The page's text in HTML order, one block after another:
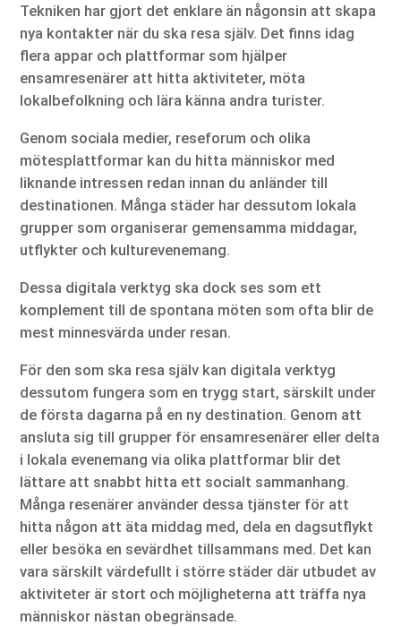
Tekniken har gjort det enklare än någonsin att skapa
nya kontakter när du ska resa själv. Det finns idag
flera appar och plattformar som hjälper
ensamresenärer att hitta aktiviteter, möta
lokalbefolkning och lära känna andra turister.
Genom sociala medier, reseforum och olika
mötesplattformar kan du hitta människor med
liknande intressen redan innan du anländer till
destinationen. Många städer har dessutom lokala
grupper som organiserar gemensamma middagar,
utflykter och kulturevenemang.
Dessa digitala verktyg ska dock ses som ett
komplement till de spontana möten som ofta blir de
mest minnesvärda under resan.
För den som ska resa själv kan digitala verktyg
dessutom fungera som en trygg start, särskilt under
de första dagarna på en ny destination. Genom att
ansluta sig till grupper för ensamresenärer eller delta
i lokala evenemang via olika plattformar blir det
lättare att snabbt hitta ett socialt sammanhang.
Många resenärer använder dessa tjänster för att
hitta någon att äta middag med, dela en dagsutflykt
eller besöka en sevärdhet tillsammans med. Det kan
vara särskilt värdefullt i större städer där utbudet av
aktiviteter är stort och möjligheterna att träffa nya
människor nästan obegränsade.